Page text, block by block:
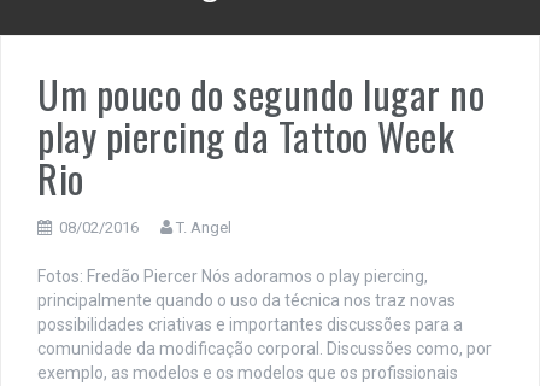
Um pouco do segundo lugar no
play piercing da Tattoo Week
Rio
08/02/2016 T. Angel
Fotos: Fredão Piercer Nós adoramos o play piercing,
principalmente quando o uso da técnica nos traz novas
possibilidades criativas e importantes discussões para a
comunidade da modificação corporal. Discussões como, por
exemplo, as modelos e os modelos que os profissionais